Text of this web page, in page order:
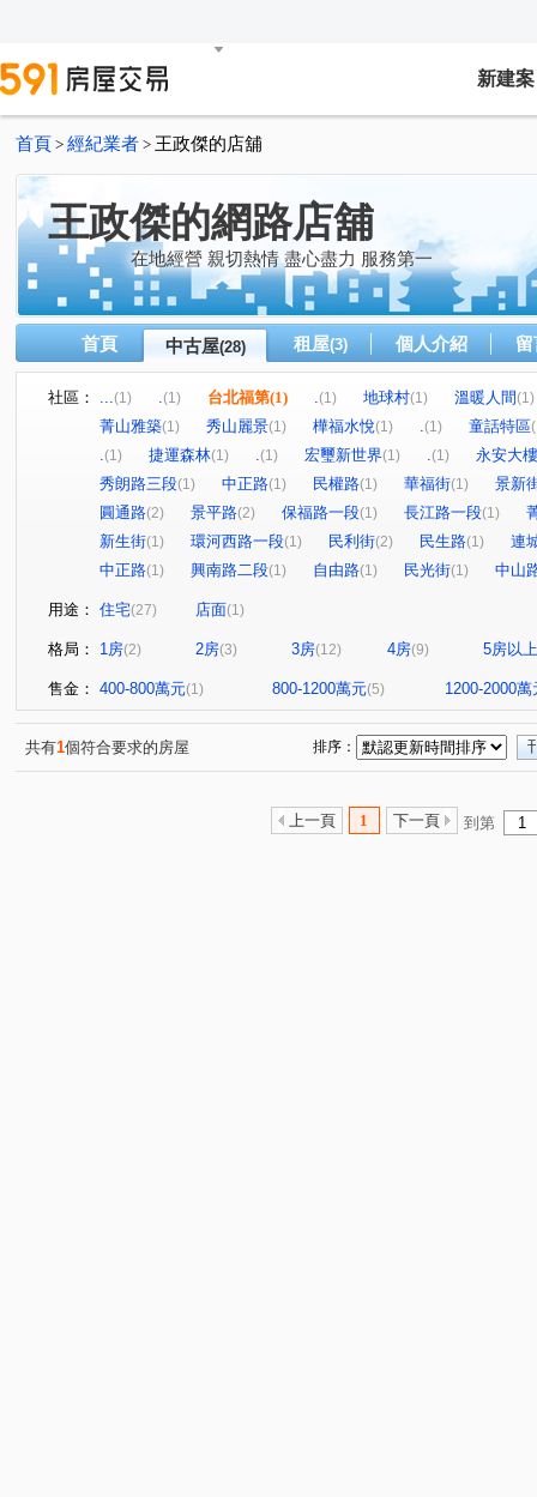
新建案
首頁 > 經紀業者 > 王政傑的店舖
王政傑的網路店舖
在地經營 親切熱情 盡心盡力 服務第一
首頁 中古屋(28) 租屋(3) 個人介紹
社區： ...(1) .(1) 台北福第(1) .(1) 地球村(1) 溫暖人間(1)
菁山雅築(1) 秀山麗景(1) 樺福水悅(1) .(1) 童話特區
.(1) 捷運森林(1) .(1) 宏璽新世界(1) .(1)
永安大樓
秀朗路三段(1) 中正路(1) 民權路(1) 華福街(1)
景新
圓通路(2) 景平路(2) 保福路一段(1) 長江路一段(1)
新生街(1) 環河西路一段(1) 民利街(2) 民生路(1)
連
中正路(1) 興南路二段(1) 自由路(1) 民光街(1) 中山
用途： 住宅(27) 店面(1)
格局： 1房(2) 2房(3) 3房(12) 4房(9) 5房以上
售金： 400-800萬元(1) 800-1200萬元(5) 1200-2000萬
共有1個符合要求的房屋 排序：
上一頁 1 下一頁 到第